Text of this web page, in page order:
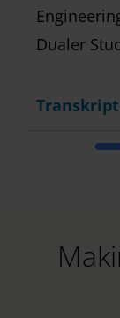
Dualer
Transkript